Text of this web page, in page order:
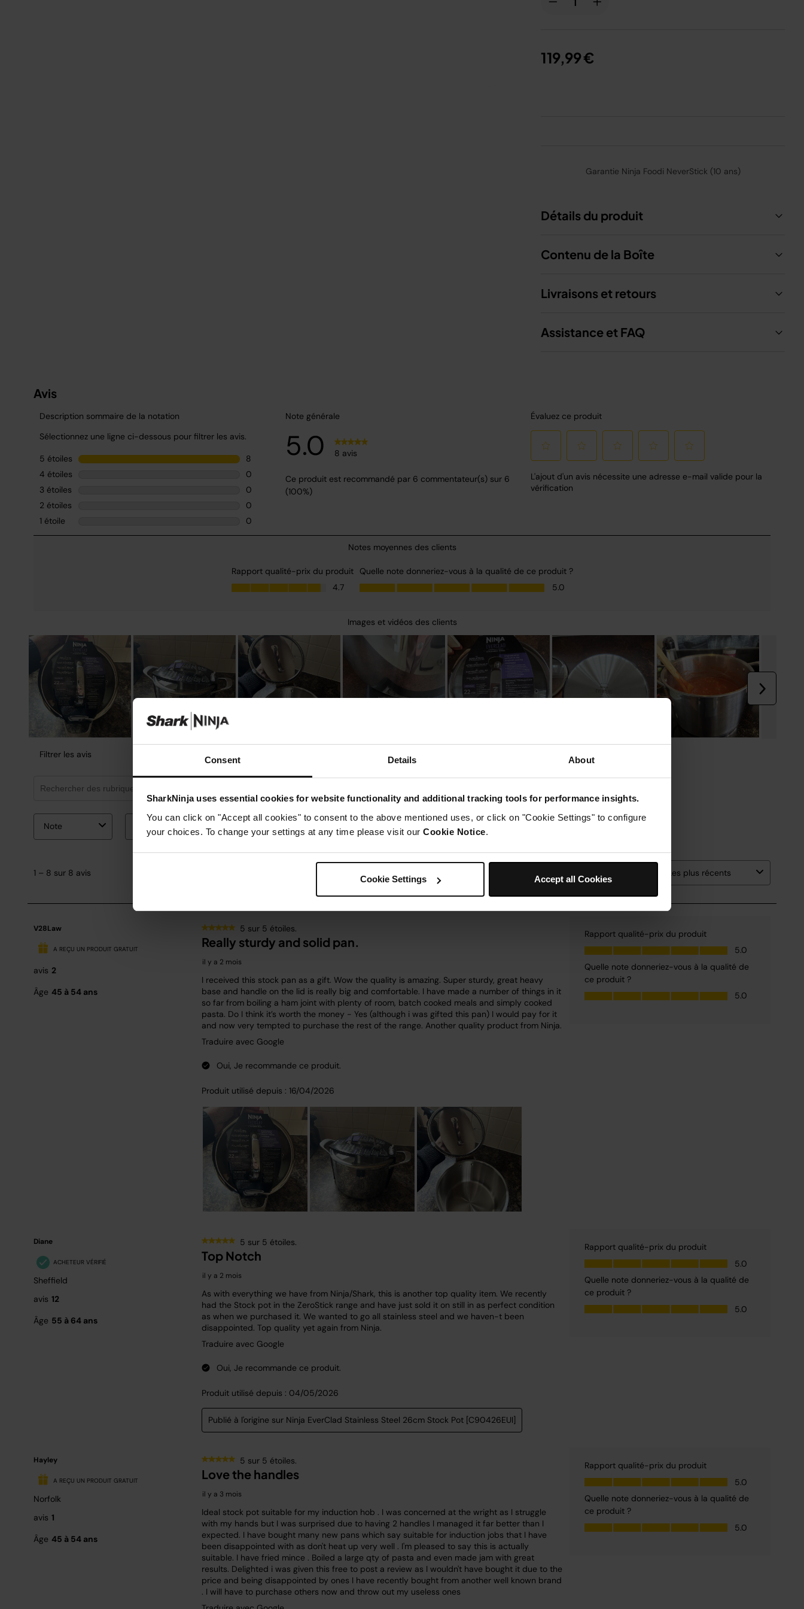
Consent Details About
SharkNinja uses essential cookies for website functionality and additional tracking tools for performance insights.
You can click on "Accept all cookies" to consent to the above mentioned uses, or click on "Cookie Settings" to configure
your choices. To change your settings at any time please visit our Cookie Notice.
Cookie Settings Accept all Cookies
119,99 €
Garantie Ninja Foodi NeverStick (10 ans)
Détails du produit
Contenu de la Boîte
Livraisons et retours
Assistance et FAQ